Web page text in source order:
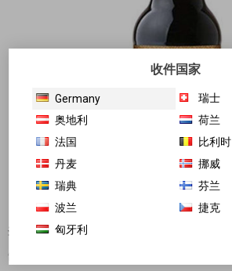
李锦记 无麸质鲜味生抽 150ml
制造商:
收件国家
Germany
瑞士
奥地利
荷兰
法国
比利时
丹麦
挪威
瑞典
芬兰
波兰
捷克
匈牙利